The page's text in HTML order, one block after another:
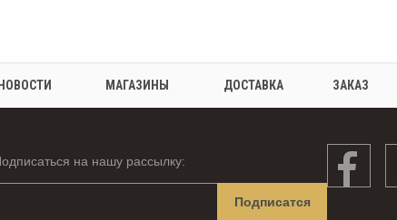
НОВОСТИ МАГАЗИНЫ ДОСТАВКА ЗАКАЗ
на нашу рассылку:
Подписатся